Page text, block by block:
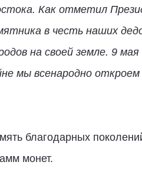
Как отметил
в честь наших
на своей земле. 9
мы всенародно
благодарных
монет.